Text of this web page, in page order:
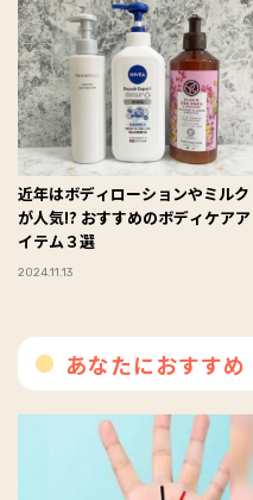
近年はボディローションやミルク
が人気!? おすすめのボディケアア
イテム３選
2024.11.13
あなたにおすすめ